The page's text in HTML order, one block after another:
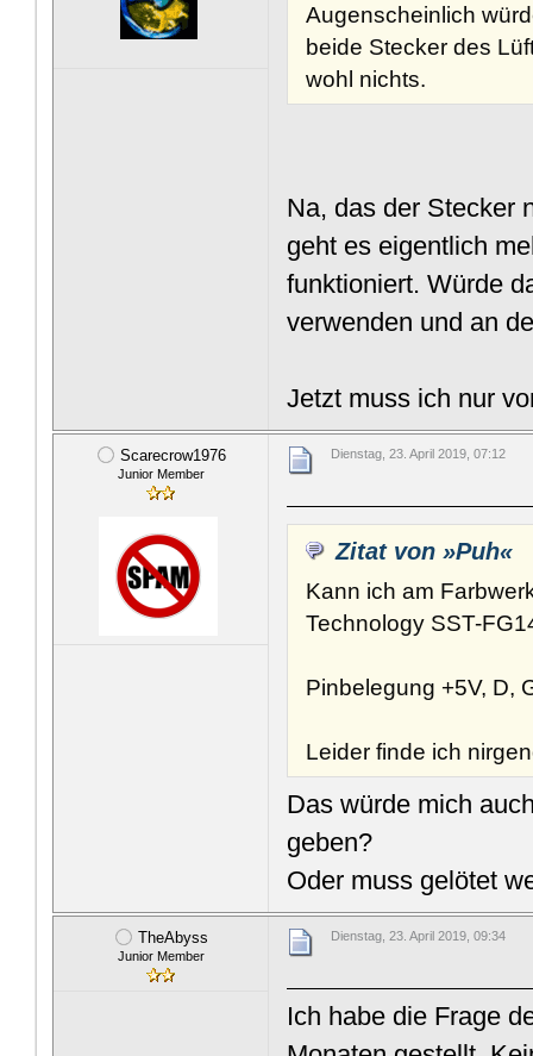
Augenscheinlich
beide Stecker des
wohl nichts.
Na, das der Stecker
geht es eigentlich
funktioniert. Würde
verwenden und an
Jetzt muss ich nur
Scarecrow1976
Junior Member
Dienstag, 23. April 2019, 07:12
Zitat von »Puh«
Kann ich am
Technology SST-
Pinbelegung +5V, D,
Leider finde ich
Das würde mich
geben?
Oder muss gelötet
TheAbyss
Junior Member
Dienstag, 23. April 2019, 09:34
Ich habe die Frage